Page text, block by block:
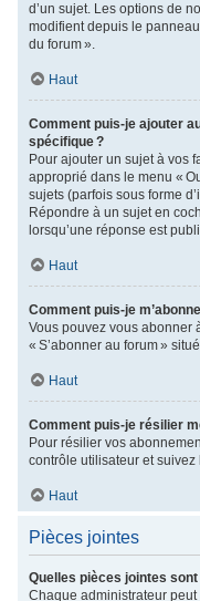
d’un sujet. Les options de
modifient depuis le
du forum ».
Haut
Comment puis-je ajouter
spécifique ?
Pour ajouter un sujet à vos
approprié dans le menu «
sujets (parfois sous forme
Répondre à un sujet en
lorsqu’une réponse est
Haut
Comment puis-je
Vous pouvez vous abonner
« S’abonner au forum »
Haut
Comment puis-je résilier
Pour résilier vos
contrôle utilisateur et
Haut
Pièces jointes
Quelles pièces jointes
Chaque administrateur